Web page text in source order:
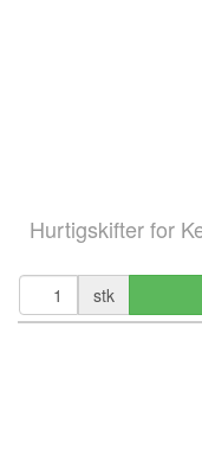
Hurtigskifter for
stk